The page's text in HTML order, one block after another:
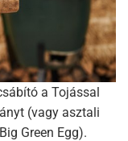
a Tojással
(vagy asztali
Green Egg).